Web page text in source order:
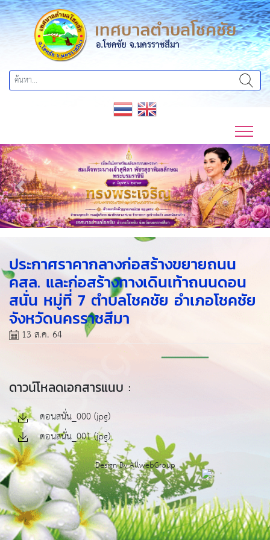
Previous Next
ประกาศราคากลางก่อสร้างขยายถนน
คสล. และก่อสร้างทางเดินเท้าถนนดอน
สนั่น หมู่ที่ 7 ตำบลโชคชัย อำเภอโชคชัย
จังหวัดนครราชสีมา
13 ส.ค. 64
ดาวน์โหลดเอกสารแนบ :
ดอนสนั่น_000 (jpg)
ดอนสนั่น_001 (jpg)
Design ByAllwebGroup